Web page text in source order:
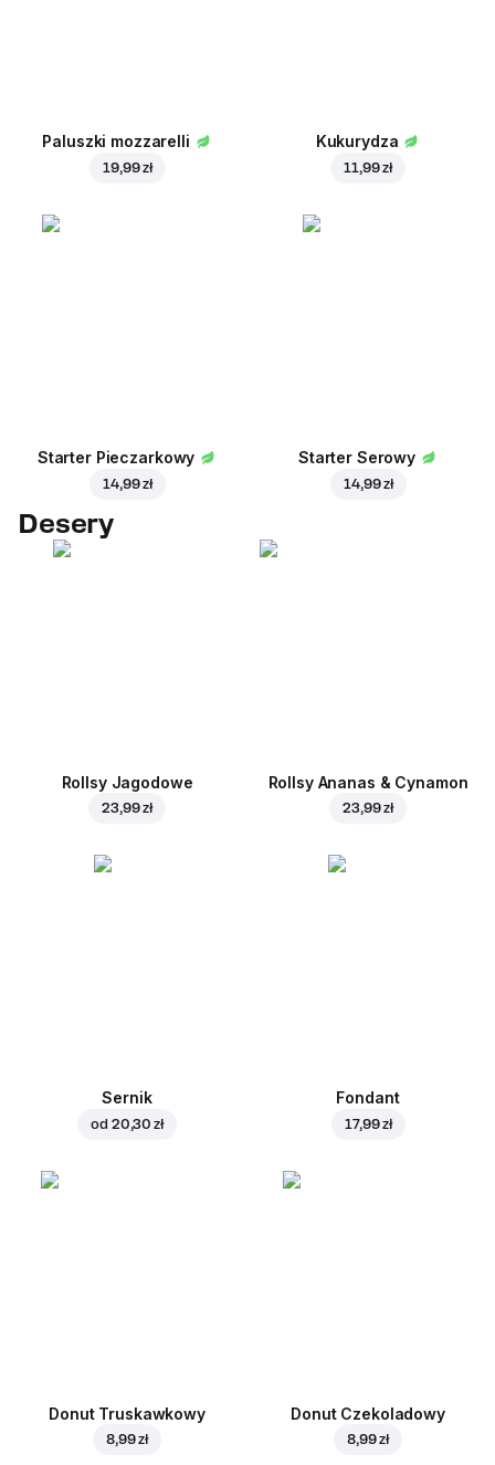
Paluszki mozzarelli
19,99 zł
Kukurydza
11,99 zł
Starter Pieczarkowy
14,99 zł
Starter Serowy
14,99 zł
Desery
Rollsy Jagodowe
23,99 zł
Rollsy Ananas & Cynamon
23,99 zł
Sernik
od 20,30 zł
Fondant
17,99 zł
Donut Truskawkowy
8,99 zł
Donut Czekoladowy
8,99 zł